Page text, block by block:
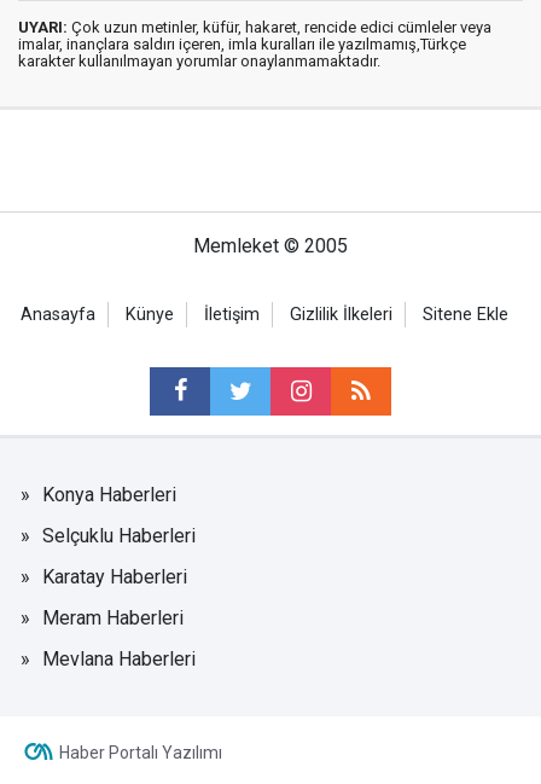
UYARI: Çok uzun metinler, küfür, hakaret, rencide edici cümleler veya
imalar, inançlara saldırı içeren, imla kuralları ile yazılmamış,Türkçe
karakter kullanılmayan yorumlar onaylanmamaktadır.
Memleket © 2005
Anasayfa Künye İletişim Gizlilik İlkeleri Sitene Ekle
Konya Haberleri
Selçuklu Haberleri
Karatay Haberleri
Meram Haberleri
Mevlana Haberleri
Haber Portalı Yazılımı